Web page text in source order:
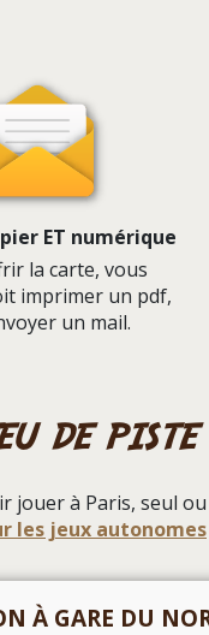
ET numérique
la carte, vous
imprimer un pdf,
un mail.
de
jouer à Paris, seul
les jeux autonomes
À GARE DU